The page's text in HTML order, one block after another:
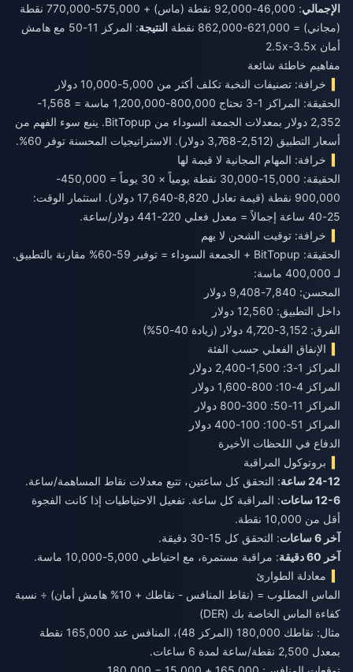
الإجمالي
: 46,000-92,000 نقطة (ماس) + 575,000-770,000 نقطة
(مجاني) = 621,000-862,000 نقطة
النتيجة
: المركز 11-50 مع هامش
أمان 2.5x-3.5x
مفاهيم خاطئة شائعة
خرافة: تصنيفات النخبة تكلف أكثر من 5,000-10,000 دولار
الحقيقة: المراكز 1-3 تحتاج 800,000-1,200,000 ماسة = 1,568-
2,352 دولار بمعدلات الجمعة السوداء من BitTopup. ينبع سوء الفهم من
أسعار التطبيق (2,512-3,768 دولار). الاستراتيجيات المحسنة توفر 60%.
خرافة: المهام المجانية لا قيمة لها
الحقيقة: 15,000-30,000 نقطة يومياً × 30 يوماً = 450,000-
900,000 نقطة (قيمة تعادل 8,820-17,640 دولار). استثمار الوقت:
25-40 ساعة إجمالاً = معدل فعلي 220-441 دولار/ساعة.
خرافة: توقيت الشحن لا يهم
الحقيقة: BitTopup + الجمعة السوداء = توفير 59-60% مقارنة بالتطبيق.
لـ 400,000 ماسة:
المحسن: 7,840-9,408 دولار
داخل التطبيق: 12,560 دولار
الفرق: 3,152-4,720 دولار (زيادة 40-50%)
الإنفاق الفعلي حسب الفئة
المراكز 1-3: 1,500-2,400 دولار
المراكز 4-10: 800-1,600 دولار
المراكز 11-50: 300-800 دولار
المراكز 51-100: 100-400 دولار
الدفاع في اللحظات الأخيرة
بروتوكول المراقبة
24-12 ساعة
: التحقق كل ساعتين، تتبع معدلات نقاط المساهمة/ساعة.
12-6 ساعات
: المراقبة كل ساعة. تفعيل الاحتياطيات إذا كانت الفجوة
أقل من 10,000 نقطة.
آخر 6 ساعات
: التحقق كل 15-30 دقيقة.
آخر 60 دقيقة
: مراقبة مستمرة، مع احتياطي 5,000-10,000 ماسة.
معادلة الطوارئ
الماس المطلوب = (نقاط المنافس - نقاطك + 10% هامش أمان) ÷ نسبة
كفاءة الماس الخاصة بك (DER)
مثال: نقاطك 180,000 (المركز 48)، المنافس عند 165,000 نقطة
بمعدل 2,500 نقطة/ساعة لمدة 6 ساعات.